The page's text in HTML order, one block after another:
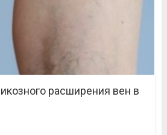
расширения вен в